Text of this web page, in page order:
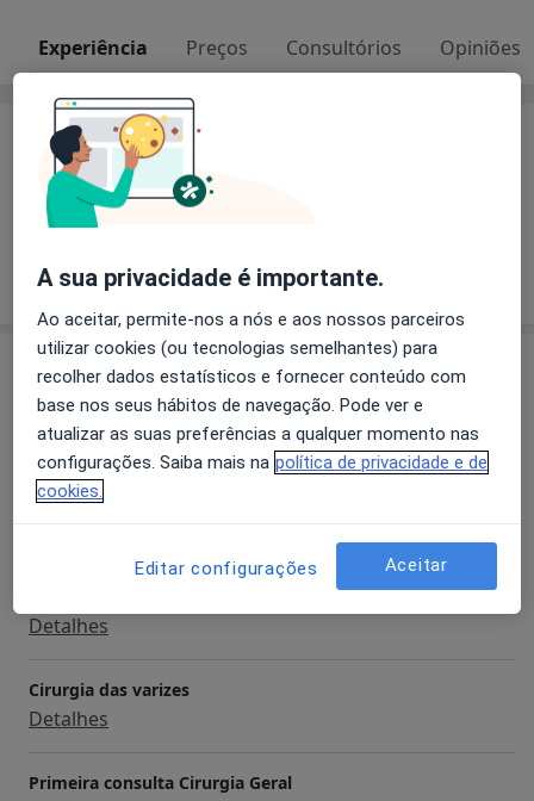
Experiência Preços Consultórios Opiniões
Experiência
Pacientes que trato
Adultos
Mostrar mais detalhes
sobre a experiência
Serviços e preços
Cirurgia colorrectal
Detalhes
Cirurgia da parede abdominal
Detalhes
Cirurgia das varizes
Detalhes
Primeira consulta Cirurgia Geral
A sua privacidade é importante.
Ao aceitar, permite-nos a nós e aos nossos parceiros
utilizar cookies (ou tecnologias semelhantes) para
recolher dados estatísticos e fornecer conteúdo com
base nos seus hábitos de navegação. Pode ver e
atualizar as suas preferências a qualquer momento nas
configurações. Saiba mais na política de privacidade e de
cookies.
Editar configurações Aceitar